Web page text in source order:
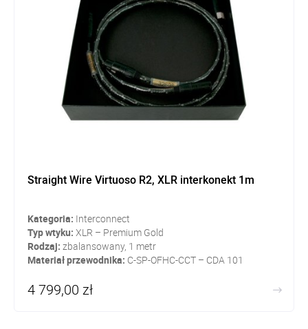
Straight Wire Virtuoso R2, XLR interkonekt 1m
Kategoria: Interconnect
Typ wtyku: XLR – Premium Gold
Rodzaj: zbalansowany, 1 metr
Materiał przewodnika: C-SP-OFHC-CCT – CDA 101
4 799,00 zł